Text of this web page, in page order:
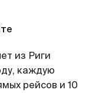
из Риги
каждую
рейсов и 10